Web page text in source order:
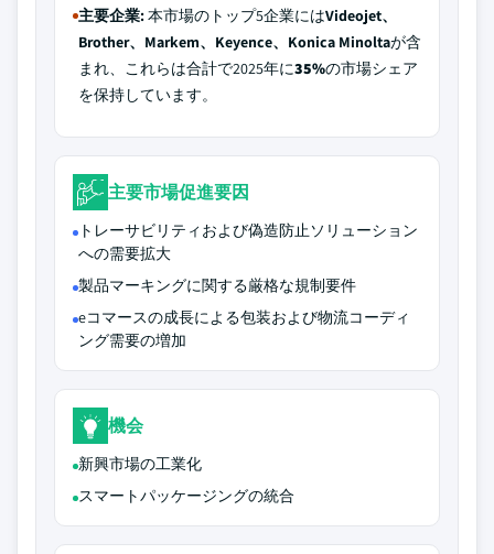
主要企業:本市場のトップ5企業にはVideojet、
Brother、Markem、Keyence、Konica Minoltaが含
まれ、これらは合計で2025年に35%の市場シェア
を保持しています。
主要市場促進要因
トレーサビリティおよび偽造防止ソリューション
への需要拡大
製品マーキングに関する厳格な規制要件
eコマースの成長による包装および物流コーディ
ング需要の増加
機会
新興市場の工業化
スマートパッケージングの統合